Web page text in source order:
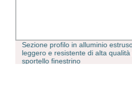
Sezione profilo in alluminio
leggero e resistente di alta qualità
sportello finestrino